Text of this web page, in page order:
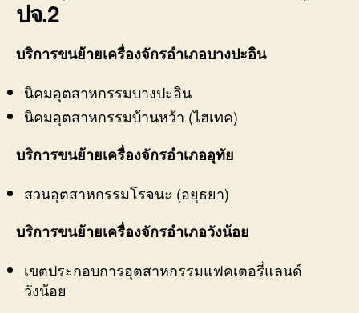
ปจ.2
บริการขนย้ายเครื่องจักรอำเภอบางปะอิน
นิคมอุตสาหกรรมบางปะอิน
นิคมอุตสาหกรรมบ้านหว้า (ไฮเทค)
บริการขนย้ายเครื่องจักรอำเภออุทัย
สวนอุตสาหกรรมโรจนะ (อยุธยา)
บริการขนย้ายเครื่องจักรอำเภอวังน้อย
เขตประกอบการอุตสาหกรรมแฟคเตอรี่แลนด์
วังน้อย